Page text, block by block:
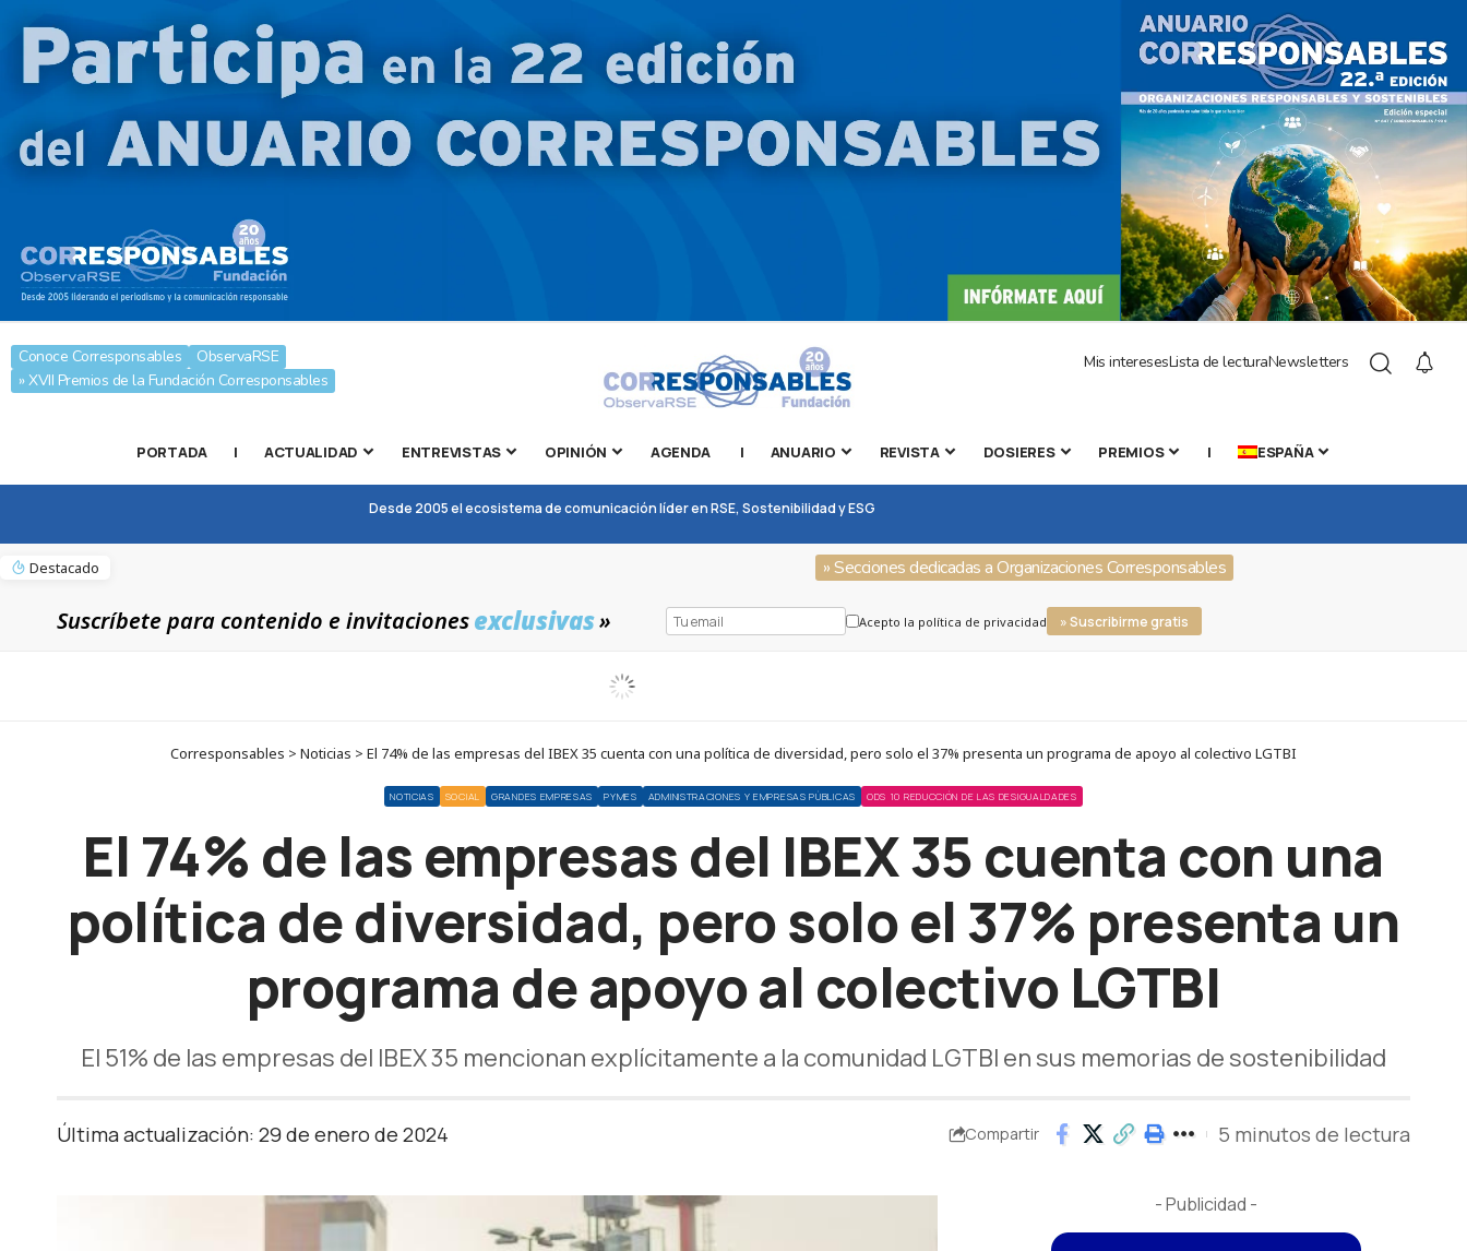
Conoce Corresponsables
ObservaRSE
» XVII Premios de la Fundación Corresponsables
Mis interesesLista de lecturaNewsletters
PORTADA | ACTUALIDAD ENTREVISTAS OPINIÓN AGENDA | ANUARIO REVISTA DOSIERES PREMIOS | ESPAÑA
Desde 2005 el ecosistema de comunicación líder en RSE, Sostenibilidad y ESG
Destacado » Secciones dedicadas a Organizaciones Corresponsables
Suscríbete para contenido e invitacionesexclusivas» Acepto la política de privacidad » Suscribirme gratis
Corresponsables > Noticias > El 74% de las empresas del IBEX 35 cuenta con una política de diversidad, pero solo el 37% presenta un programa de apoyo al colectivo LGTBI
NOTICIAS SOCIAL GRANDES EMPRESAS PYMES ADMINISTRACIONES Y EMPRESAS PÚBLICAS ODS 10 REDUCCIÓN DE LAS DESIGUALDADES
El 74% de las empresas del IBEX 35 cuenta con una
política de diversidad, pero solo el 37% presenta un
programa de apoyo al colectivo LGTBI
El 51% de las empresas del IBEX 35 mencionan explícitamente a la comunidad LGTBI en sus memorias de sostenibilidad
Última actualización: 29 de enero de 2024 Compartir 5 minutos de lectura
- Publicidad -